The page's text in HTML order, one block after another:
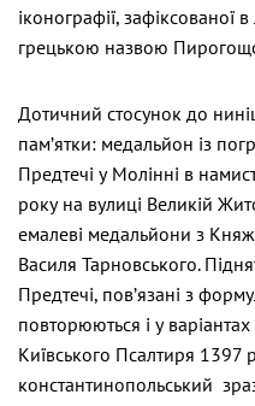
іконографії, зафіксованої
грецькою назвою
Дотичний стосунок до
пам’ятки: медальйон із
Предтечі у Молінні в
року на вулиці Великій
емалеві медальйони з
Василя Тарновського.
Предтечі, пов’язані з
повторюються і у
Київського Псалтиря 1397
константинопольський